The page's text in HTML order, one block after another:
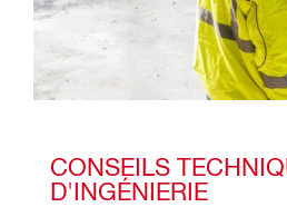
CONSEILS
D'INGÉNIERIE